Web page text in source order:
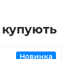
Новинка